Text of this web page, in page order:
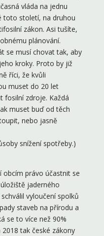
vláda na jednu
toto století, na druhou
zákon. Asi tušíte,
plánování.
se musí chovat tak, aby
kroky. Proto by již
říci, že kvůli
muset do 20 let
fosilní zdroje. Každá
muset buď od těch
nebo jasně
snížení spotřeby.)
obcím právo účastnit se
jaderného
vyloučení spolků
staveb na přírodu a
se to více než 90%
tak české zákony